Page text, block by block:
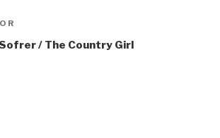
/ The Country Girl